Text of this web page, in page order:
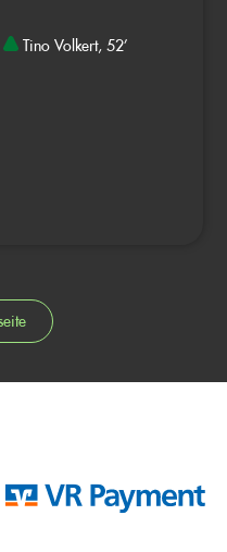
Tino Volkert, 52’